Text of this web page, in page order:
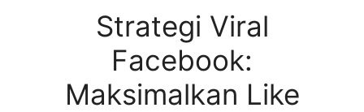
Strategi Viral
Facebook:
Maksimalkan Like